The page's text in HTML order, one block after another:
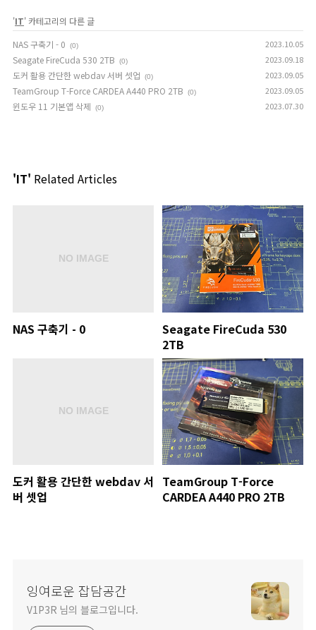
'IT' 카테고리의 다른 글
NAS 구축기 - 0
(0) 2023.10.05
Seagate FireCuda 530 2TB (0) 2023.09.18
도커 활용 간단한 webdav 서버 셋업 (0) 2023.09.05
TeamGroup T-Force CARDEA A440 PRO 2TB (0) 2023.09.05
윈도우 11 기본앱 삭제 (0) 2023.07.30
'IT' Related Articles
NAS 구축기 - 0
Seagate FireCuda 530
2TB
도커 활용 간단한 webdav 서
버 셋업
TeamGroup T-Force
CARDEA A440 PRO 2TB
잉여로운 잡담공간
V1P3R 님의 블로그입니다.